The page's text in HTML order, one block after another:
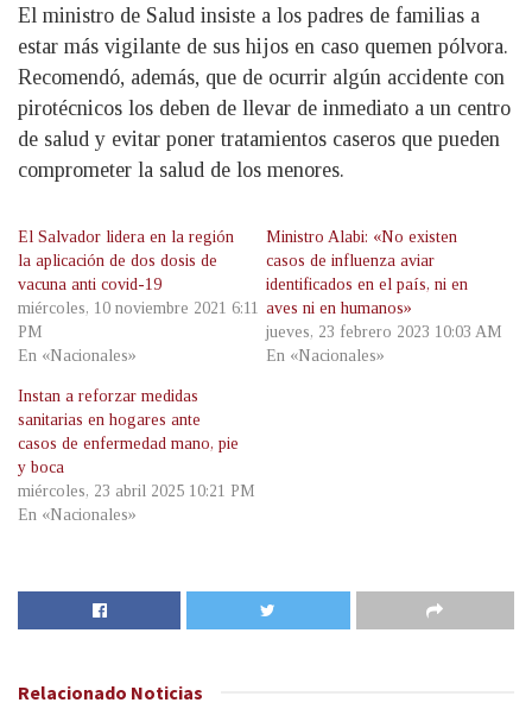
El ministro de Salud insiste a los padres de familias a
estar más vigilante de sus hijos en caso quemen pólvora.
Recomendó, además, que de ocurrir algún accidente con
pirotécnicos los deben de llevar de inmediato a un centro
de salud y evitar poner tratamientos caseros que pueden
comprometer la salud de los menores.
El Salvador lidera en la región
la aplicación de dos dosis de
vacuna anti covid-19
miércoles, 10 noviembre 2021 6:11
PM
En «Nacionales»
Ministro Alabi: «No existen
casos de influenza aviar
identificados en el país, ni en
aves ni en humanos»
jueves, 23 febrero 2023 10:03 AM
En «Nacionales»
Instan a reforzar medidas
sanitarias en hogares ante
casos de enfermedad mano, pie
y boca
miércoles, 23 abril 2025 10:21 PM
En «Nacionales»
Relacionado Noticias